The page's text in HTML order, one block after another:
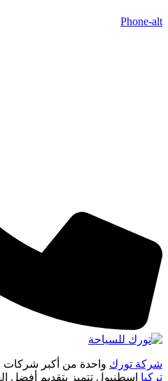
Phone-alt
شركة تورك واحدة من أكبر شركات
تركيا اسطنبول تتميز بتقديم أفضل